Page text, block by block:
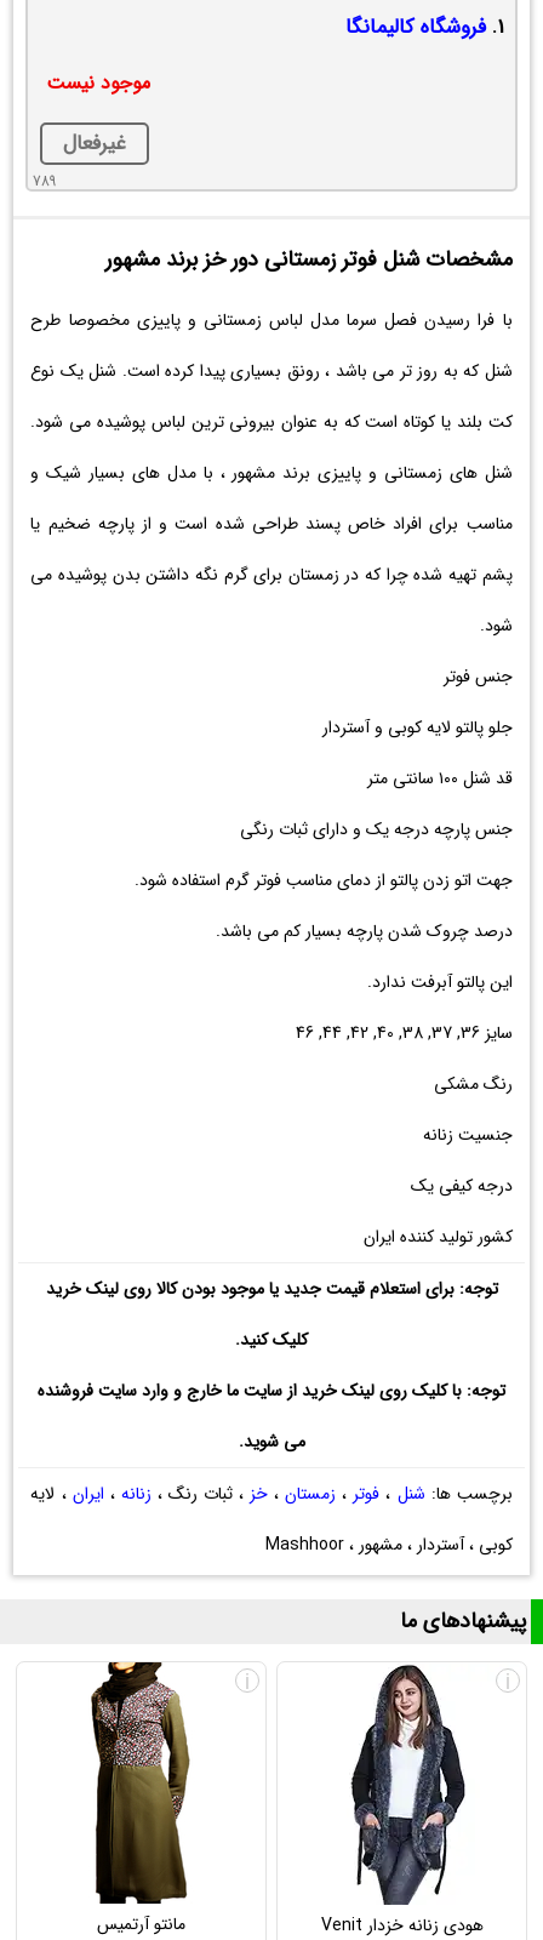
1. فروشگاه کالیمانگا
موجود نیست
غیرفعال
789
مشخصات شنل فوتر زمستانی دور خز برند مشهور
با فرا رسیدن فصل سرما مدل لباس زمستانی و پاییزی مخصوصا طرح
شنل که به روز تر می باشد ، رونق بسیاری پیدا کرده است. شنل یک نوع
کت بلند یا کوتاه است که به عنوان بیرونی ‌ترین لباس پوشیده می‌ شود.
شنل های زمستانی و پاییزی برند مشهور ، با مدل های بسیار شیک و
مناسب برای افراد خاص پسند طراحی شده است و از پارچه ضخیم یا
پشم تهیه شده چرا که در زمستان برای گرم نگه داشتن بدن پوشیده می
‌شود.
جنس فوتر
جلو پالتو لایه کوبی و آستردار
قد شنل ۱۰۰ سانتی متر
جنس پارچه درجه یک و دارای ثبات رنگی
جهت اتو زدن پالتو از دمای مناسب فوتر گرم استفاده شود.
درصد چروک شدن پارچه بسیار کم می باشد.
این پالتو آبرفت ندارد.
سایز 36, 37, 38, 40, 42, 44, 46
رنگ مشکی
جنسیت زنانه
درجه کیفی یک
کشور تولید کننده ایران
توجه: برای استعلام قیمت جدید یا موجود بودن کالا روی لینک خرید
کلیک کنید.
توجه: با کلیک روی لینک خرید از سایت ما خارج و وارد سایت فروشنده
می شوید.
برچسب ها: شنل ، فوتر ، زمستان، خز ، ثبات رنگ ، زنانه ، ایران ، لایه
کوبی ، آستردار ، مشهور ، Mashhoor
پیشنهادهای ما
هودی زنانه خزدار Venit
i
مانتو آرتمیس
i